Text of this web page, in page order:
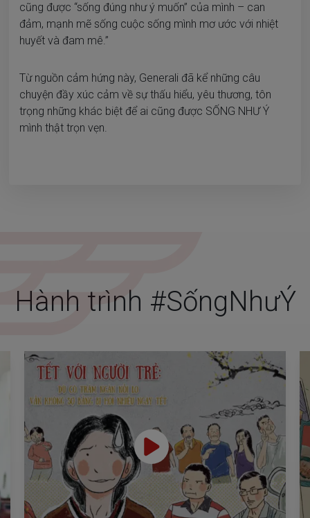
cũng được “sống đúng như ý muốn” của mình – can
đảm, mạnh mẽ sống cuộc sống mình mơ ước với nhiệt
huyết và đam mê.”
Từ nguồn cảm hứng này, Generali đã kể những câu
chuyện đầy xúc cảm về sự thấu hiểu, yêu thương, tôn
trọng những khác biệt để ai cũng được SỐNG NHƯ Ý
mình thật trọn vẹn.
Hành trình #SốngNhưÝ